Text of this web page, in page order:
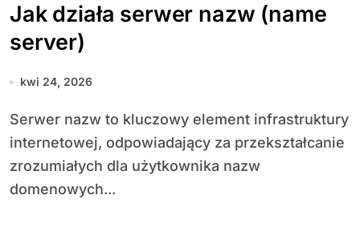
Jak działa serwer nazw (name
server)
kwi 24, 2026
Serwer nazw to kluczowy element infrastruktury
internetowej, odpowiadający za przekształcanie
zrozumiałych dla użytkownika nazw
domenowych...